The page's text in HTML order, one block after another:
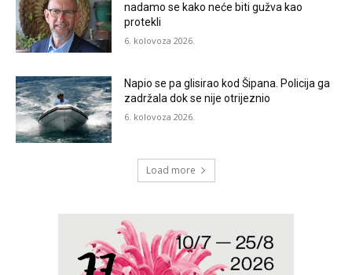
nadamo se kako neće biti gužva kao
protekli
6. kolovoza 2026.
Napio se pa glisirao kod Šipana. Policija ga
zadržala dok se nije otrijeznio
6. kolovoza 2026.
Load more